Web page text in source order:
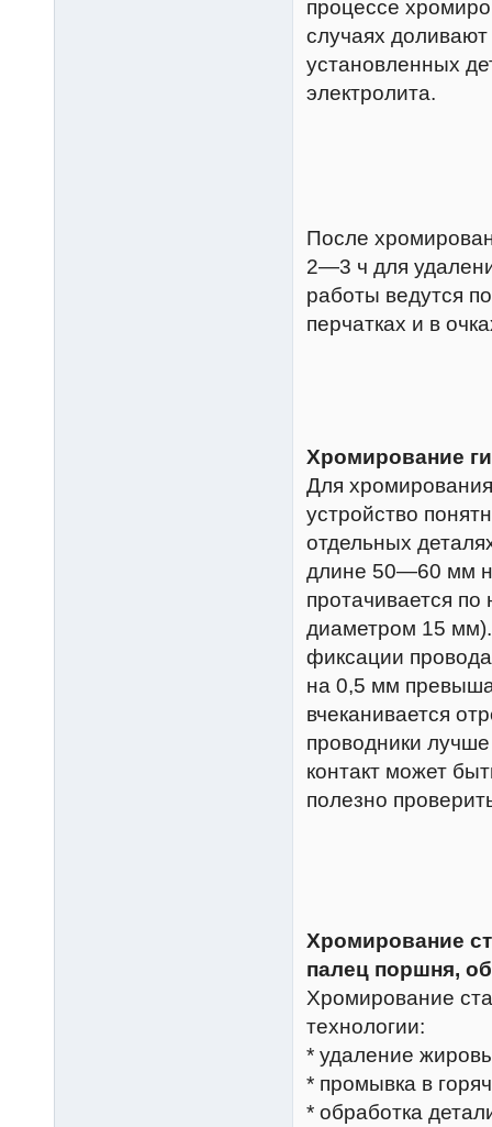
процессе
случаях
установленных
электролита.
После
2—3 ч для
работы ведутся
перчатках и в
Хромирование
Для
устройство
отдельных
длине 50—60 мм
протачивается
диаметром 15
фиксации
на 0,5 мм
вчеканивается
проводники
контакт может
полезно
Хромирование
палец поршня,
Хромирование
технологии:
* удаление
* промывка в
* обработка